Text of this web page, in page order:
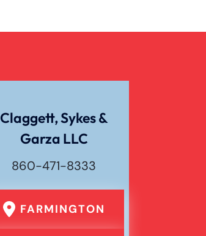
Claggett, Sykes &
Garza LLC
860-471-8333
FARMINGTON